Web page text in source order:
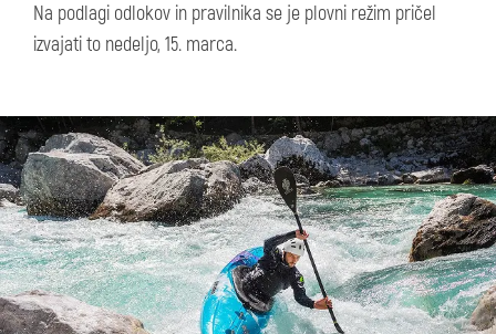
Na podlagi odlokov in pravilnika se je plovni režim pričel
izvajati to nedeljo, 15. marca.